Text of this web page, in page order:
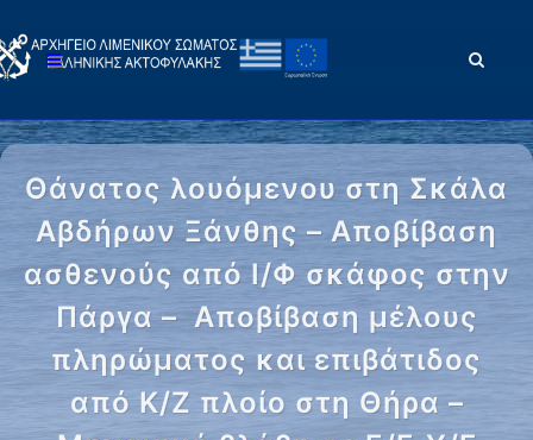
Θάνατος λουόμενου στη Σκάλα
Αβδήρων Ξάνθης – Αποβίβαση
ασθενούς από Ι/Φ σκάφος στην
Πάργα – Αποβίβαση μέλους
πληρώματος και επιβάτιδος
από Κ/Ζ πλοίο στη Θήρα –